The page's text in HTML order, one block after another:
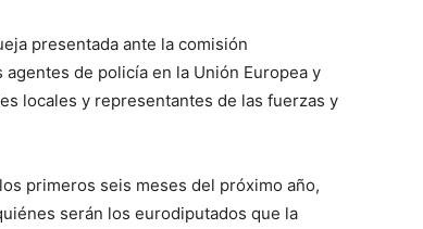
presentada ante la comisión
de policía en la Unión Europea y
locales y representantes de las fuerzas y
primeros seis meses del próximo año,
serán los eurodiputados que la